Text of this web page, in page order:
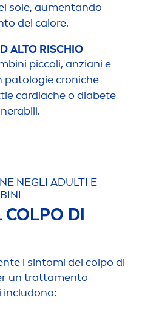
sole, aumentando
to del calore.
ALTO RISCHIO
piccoli, anziani e
patologie croniche
cardiache o diabete
NEGLI ADULTI E
COLPO DI
te i sintomi del colpo di
un trattamento
includono: